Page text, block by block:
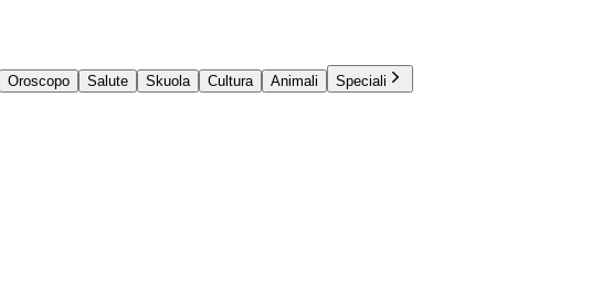
Oroscopo Salute Skuola Cultura Animali
Speciali